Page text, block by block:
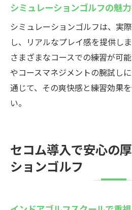
シミュレーションゴルフの魅
シミュレーションゴルフは、実
し、リアルなプレイ感を提供しま
さまざまなコースでの練習が可
やコースマネジメントの腕試し
通じて、その爽快感と練習効果
い。
セコム導入で安心の
ションゴルフ